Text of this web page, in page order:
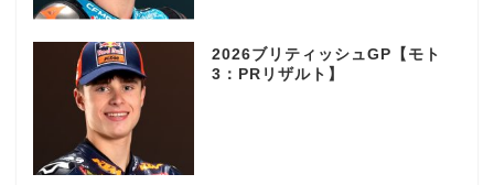
2026ブリティッシュGP【モト
3：PRリザルト】